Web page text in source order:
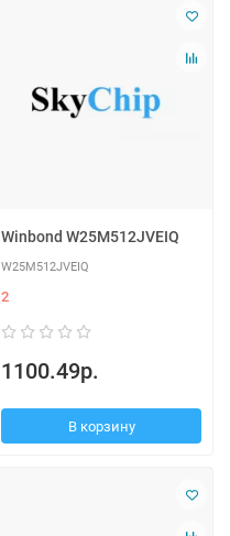
Winbond W25M512JVEIQ
W25M512JVEIQ
2
1100.49р.
В корзину